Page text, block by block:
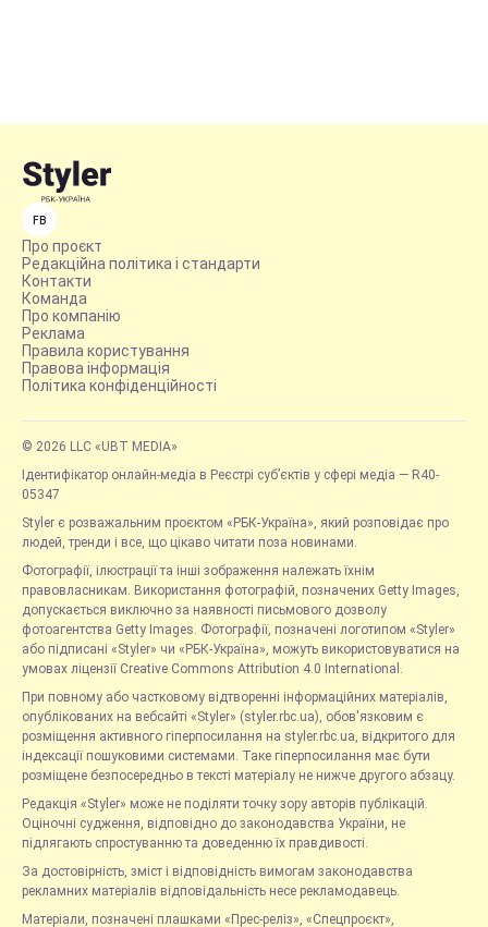
FB
Про проєкт
Редакційна політика і стандарти
Контакти
Команда
Про компанію
Реклама
Правила користування
Правова інформація
Політика конфіденційності
© 2026 LLC «UBT MEDIA»
Ідентифікатор онлайн-медіа в Реєстрі суб’єктів у сфері медіа — R40-
05347
Styler є розважальним проєктом «РБК-Україна», який розповідає про
людей, тренди і все, що цікаво читати поза новинами.
Фотографії, ілюстрації та інші зображення належать їхнім
правовласникам. Використання фотографій, позначених Getty Images,
допускається виключно за наявності письмового дозволу
фотоагентства Getty Images. Фотографії, позначені логотипом «Styler»
або підписані «Styler» чи «РБК-Україна», можуть використовуватися на
умовах ліцензії Creative Commons Attribution 4.0 International.
При повному або частковому відтворенні інформаційних матеріалів,
опублікованих на вебсайті «Styler» (styler.rbc.ua), обов'язковим є
розміщення активного гіперпосилання на styler.rbc.ua, відкритого для
індексації пошуковими системами. Таке гіперпосилання має бути
розміщене безпосередньо в тексті матеріалу не нижче другого абзацу.
Редакція «Styler» може не поділяти точку зору авторів публікацій.
Оціночні судження, відповідно до законодавства України, не
підлягають спростуванню та доведенню їх правдивості.
За достовірність, зміст і відповідність вимогам законодавства
рекламних матеріалів відповідальність несе рекламодавець.
Матеріали, позначені плашками «Прес-реліз», «Спецпроєкт»,